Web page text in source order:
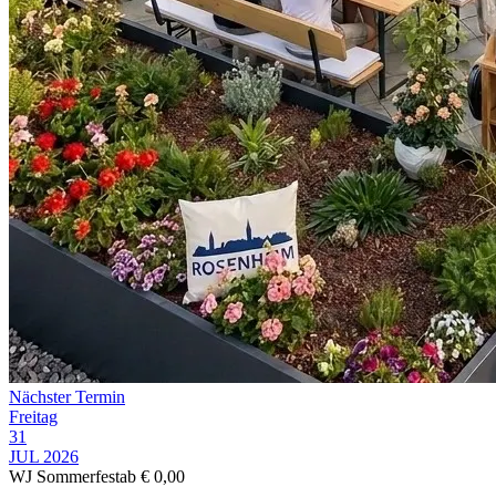
Nächster Termin
Freitag
31
JUL 2026
WJ Sommerfestab € 0,00